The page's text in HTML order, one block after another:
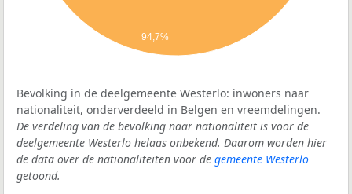
94,7%
Bevolking in de deelgemeente Westerlo: inwoners naar
nationaliteit, onderverdeeld in Belgen en vreemdelingen.
De verdeling van de bevolking naar nationaliteit is voor de
deelgemeente Westerlo helaas onbekend. Daarom worden hier
de data over de nationaliteiten voor de gemeente Westerlo
getoond.